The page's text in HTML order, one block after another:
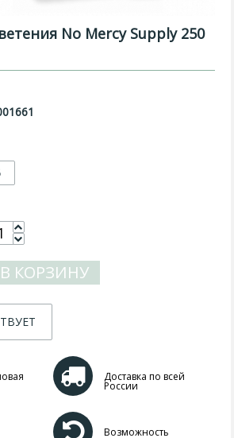
No Mercy Supply 250
КОРЗИНУ
Доставка по всей
России
Возможность